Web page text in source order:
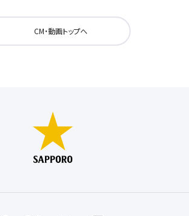
CM・動画トップへ